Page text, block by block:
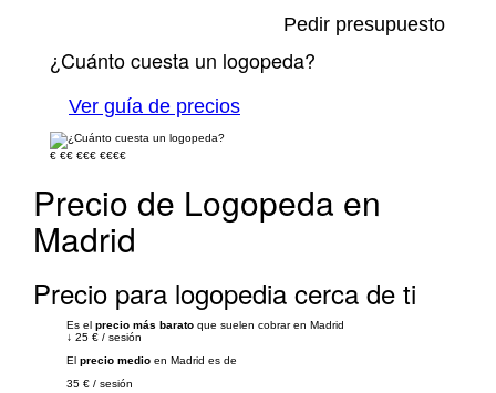
Pedir presupuesto
¿Cuánto cuesta un logopeda?
Ver guía de precios
€ €€ €€€ €€€€
Precio de Logopeda en
Madrid
Precio para logopedia cerca de ti
Es el precio más barato que suelen cobrar en Madrid
↓ 25 € / sesión
El precio medio en Madrid es de
35 € / sesión